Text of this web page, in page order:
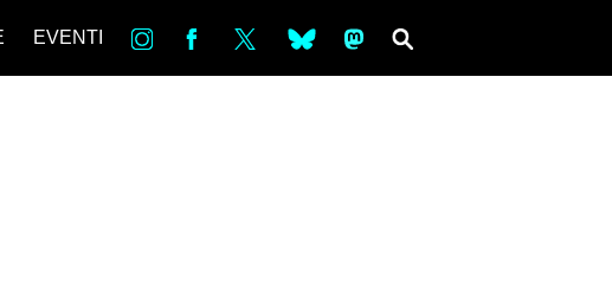
EVENTI in bsky ms